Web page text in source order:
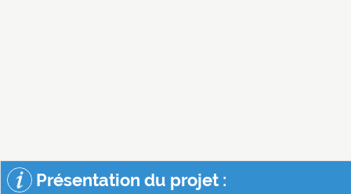
Présentation du projet :